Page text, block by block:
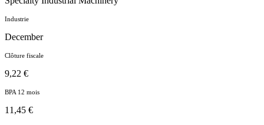
Industrie
December
Clôture fiscale
9,22 €
BPA 12 mois
11,45 €